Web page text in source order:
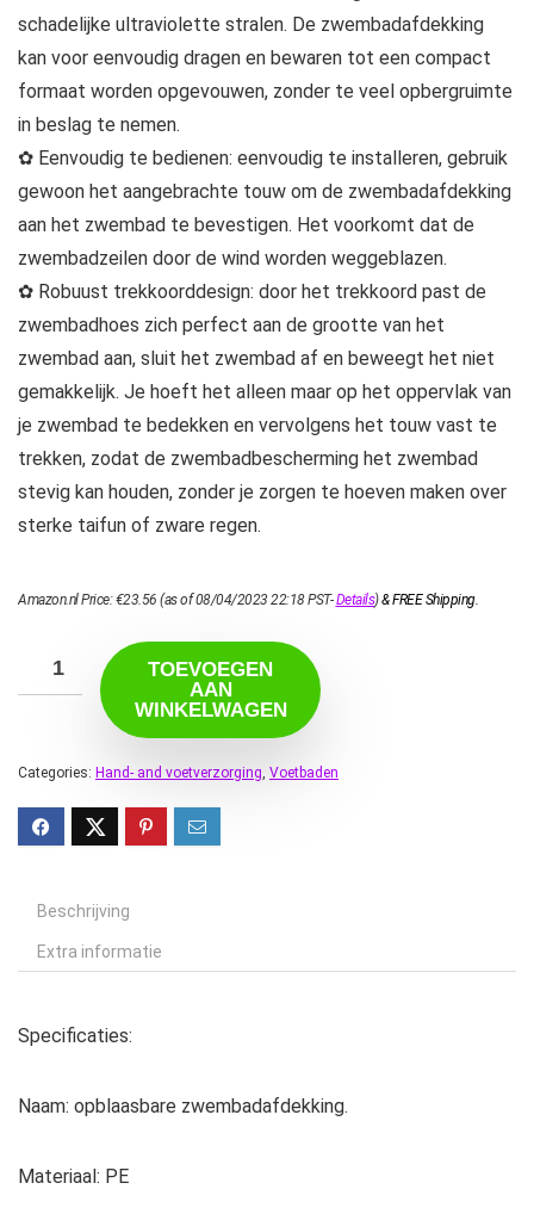
schadelijke ultraviolette stralen. De zwembadafdekking
kan voor eenvoudig dragen en bewaren tot een compact
formaat worden opgevouwen, zonder te veel opbergruimte
in beslag te nemen.
✿ Eenvoudig te bedienen: eenvoudig te installeren, gebruik
gewoon het aangebrachte touw om de zwembadafdekking
aan het zwembad te bevestigen. Het voorkomt dat de
zwembadzeilen door de wind worden weggeblazen.
✿ Robuust trekkoorddesign: door het trekkoord past de
zwembadhoes zich perfect aan de grootte van het
zwembad aan, sluit het zwembad af en beweegt het niet
gemakkelijk. Je hoeft het alleen maar op het oppervlak van
je zwembad te bedekken en vervolgens het touw vast te
trekken, zodat de zwembadbescherming het zwembad
stevig kan houden, zonder je zorgen te hoeven maken over
sterke taifun of zware regen.
Amazon.nl Price:€23.56 (as of 08/04/2023 22:18 PST-Details)&FREE Shipping.
TOEVOEGEN
AAN
WINKELWAGEN
Categories: Hand- and voetverzorging, Voetbaden
Beschrijving
Extra informatie
Specificaties:
Naam: opblaasbare zwembadafdekking.
Materiaal: PE